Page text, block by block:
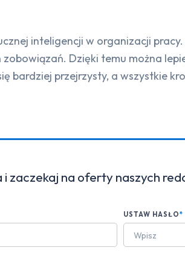
inteligencji w organizacji
Dzięki temu można
bardziej przejrzysty, a wszystkie
zaczekaj na oferty naszych
USTAW HASŁO*